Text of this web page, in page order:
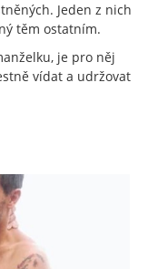
Jeden z nich
těm ostatním.
je pro něj
vídat a udržovat